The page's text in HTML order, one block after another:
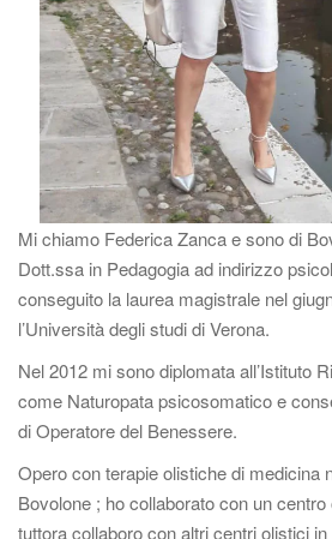
Mi chiamo Federica Zanca e sono di
Dott.ssa in Pedagogia ad indirizzo
conseguito la laurea magistrale nel
l’Università degli studi di Verona.
Nel 2012 mi sono diplomata all’Istituto
come Naturopata psicosomatico e
di Operatore del Benessere.
Opero con terapie olistiche di medicina
Bovolone ; ho collaborato con un
tuttora collaboro con altri centri olistici in